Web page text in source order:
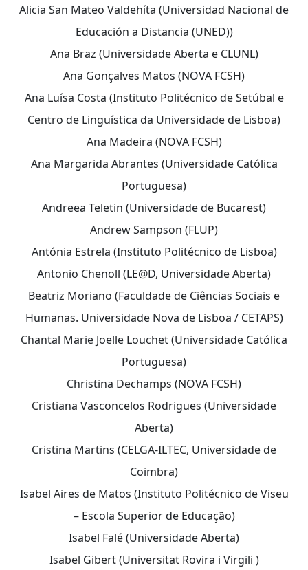
Alicia San Mateo Valdehíta (Universidad Nacional de
Educación a Distancia (UNED))
Ana Braz (Universidade Aberta e CLUNL)
Ana Gonçalves Matos (NOVA FCSH)
Ana Luísa Costa (Instituto Politécnico de Setúbal e
Centro de Linguística da Universidade de Lisboa)
Ana Madeira (NOVA FCSH)
Ana Margarida Abrantes (Universidade Católica
Portuguesa)
Andreea Teletin (Universidade de Bucarest)
Andrew Sampson (FLUP)
Antónia Estrela (Instituto Politécnico de Lisboa)
Antonio Chenoll (LE@D, Universidade Aberta)
Beatriz Moriano (Faculdade de Ciências Sociais e
Humanas. Universidade Nova de Lisboa / CETAPS)
Chantal Marie Joelle Louchet (Universidade Católica
Portuguesa)
Christina Dechamps (NOVA FCSH)
Cristiana Vasconcelos Rodrigues (Universidade
Aberta)
Cristina Martins (CELGA-ILTEC, Universidade de
Coimbra)
Isabel Aires de Matos (Instituto Politécnico de Viseu
– Escola Superior de Educação)
Isabel Falé (Universidade Aberta)
Isabel Gibert (Universitat Rovira i Virgili )